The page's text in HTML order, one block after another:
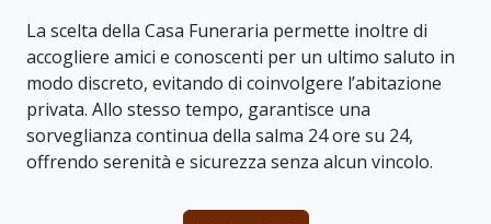
La scelta della Casa Funeraria permette inoltre di
accogliere amici e conoscenti per un ultimo saluto in
modo discreto, evitando di coinvolgere l’abitazione
privata. Allo stesso tempo, garantisce una
sorveglianza continua della salma 24 ore su 24,
offrendo serenità e sicurezza senza alcun vincolo.